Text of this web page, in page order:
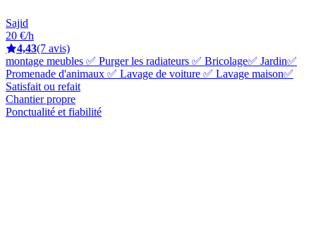
Sajid
20 €/h
4,43(7 avis)
montage meubles ✅ Purger les radiateurs ✅ Bricolage✅ Jardin✅
Promenade d'animaux ✅ Lavage de voiture ✅ Lavage maison✅
Satisfait ou refait
Chantier propre
Ponctualité et fiabilité